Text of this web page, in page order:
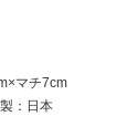
マチ7cm
：日本